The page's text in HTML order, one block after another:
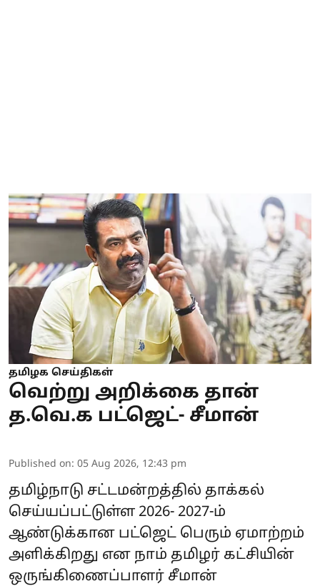
தமிழக செய்திகள்
வெற்று அறிக்கை தான்
த.வெ.க பட்ஜெட்- சீமான்
Published on: 05 Aug 2026, 12:43 pm
தமிழ்நாடு சட்டமன்றத்தில் தாக்கல்
செய்யப்பட்டுள்ள 2026- 2027-ம்
ஆண்டுக்கான பட்ஜெட் பெரும் ஏமாற்றம்
அளிக்கிறது என நாம் தமிழர் கட்சியின்
ஒருங்கிணைப்பாளர் சீமான்